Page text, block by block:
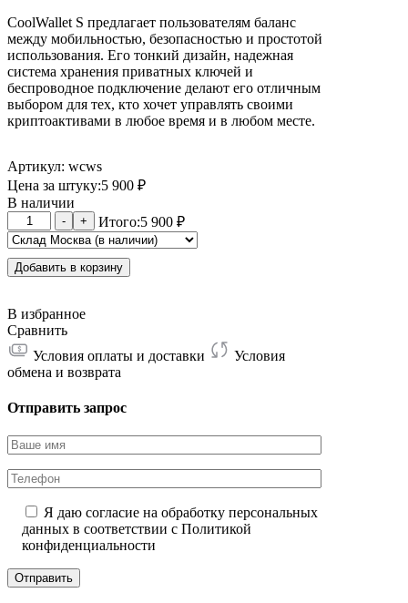
CoolWallet S предлагает пользователям баланс
между мобильностью, безопасностью и простотой
использования. Его тонкий дизайн, надежная
система хранения приватных ключей и
беспроводное подключение делают его отличным
выбором для тех, кто хочет управлять своими
криптоактивами в любое время и в любом месте.
Артикул: wcws
Цена за штуку:5 900 ₽
В наличии
Количество
товара
CoolWallet
- + Итого:5 900₽
Добавить в корзину
В избранное
Сравнить
Условия оплаты и доставки
Условия
обмена и возврата
Отправить запрос
Я даю согласие на обработку персональных
данных в соответствии с Политикой
конфиденциальности